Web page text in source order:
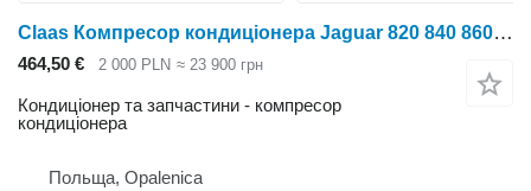
Claas Компресор кондиціонера Jaguar 820 840 860 00 0625 999 1 00062 до Claas
464,50 € 2 000 PLN ≈ 23 900 грн
Кондиціонер та запчастини - компресор
кондиціонера
Польща, Opalenica